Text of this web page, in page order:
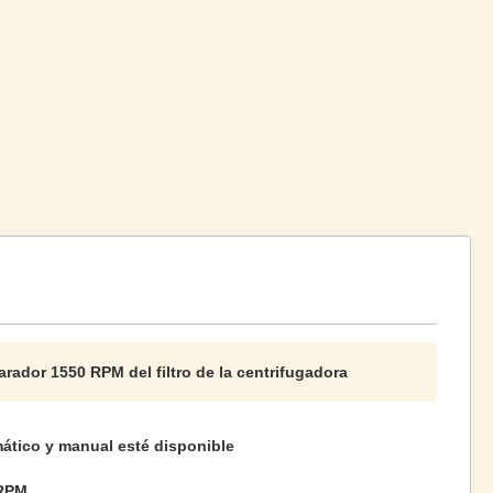
1550 RPM del filtro de la centrifugadora
y manual esté disponible